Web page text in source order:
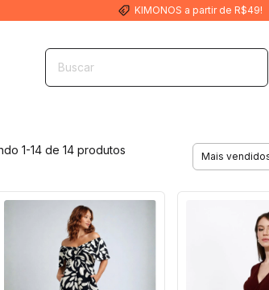
KIMONOS a partir de R$49!
1-14 de 14 produtos